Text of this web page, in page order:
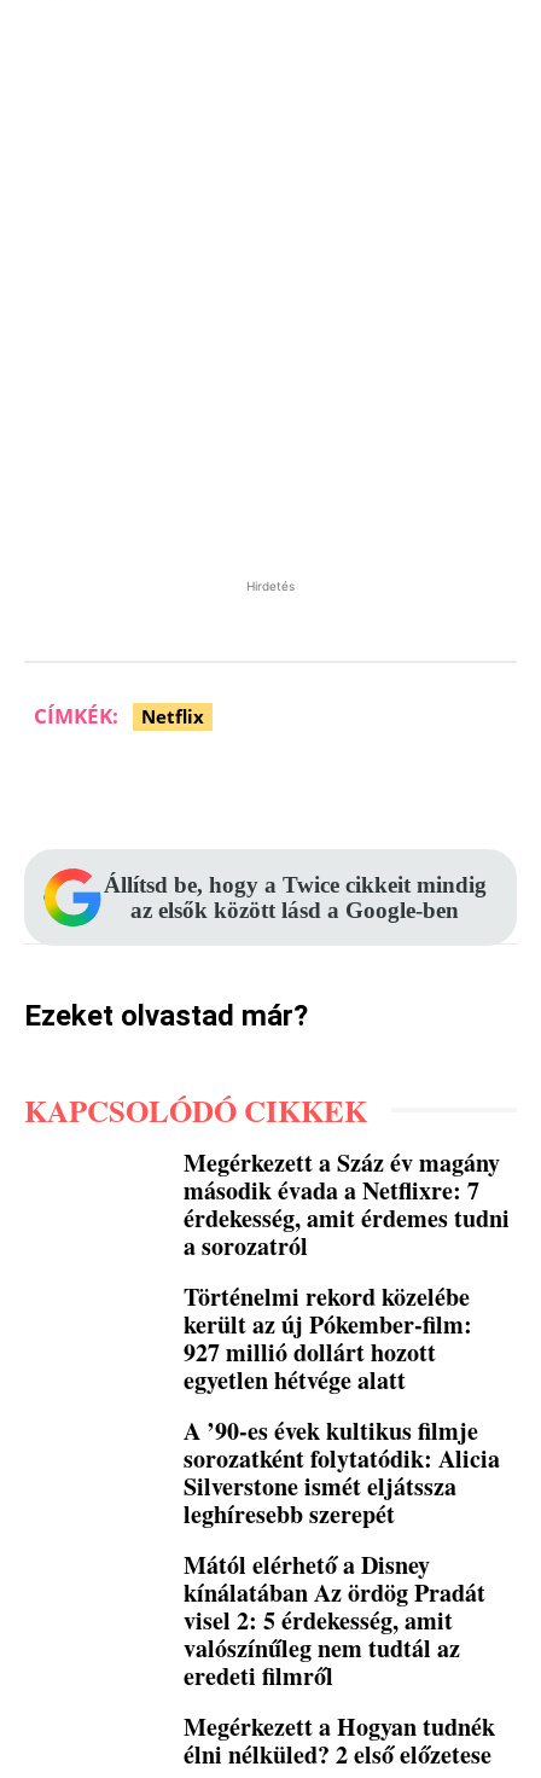
Hirdetés
CÍMKÉK: Netflix
Állítsd be, hogy a Twice cikkeit mindig
az elsők között lásd a Google-ben
Ezeket olvastad már?
KAPCSOLÓDÓ CIKKEK
Megérkezett a Száz év magány
második évada a Netflixre: 7
érdekesség, amit érdemes tudni
a sorozatról
Történelmi rekord közelébe
került az új Pókember-film:
927 millió dollárt hozott
egyetlen hétvége alatt
A ’90-es évek kultikus filmje
sorozatként folytatódik: Alicia
Silverstone ismét eljátssza
leghíresebb szerepét
Mától elérhető a Disney
kínálatában Az ördög Pradát
visel 2: 5 érdekesség, amit
valószínűleg nem tudtál az
eredeti filmről
Megérkezett a Hogyan tudnék
élni nélküled? 2 első előzetese